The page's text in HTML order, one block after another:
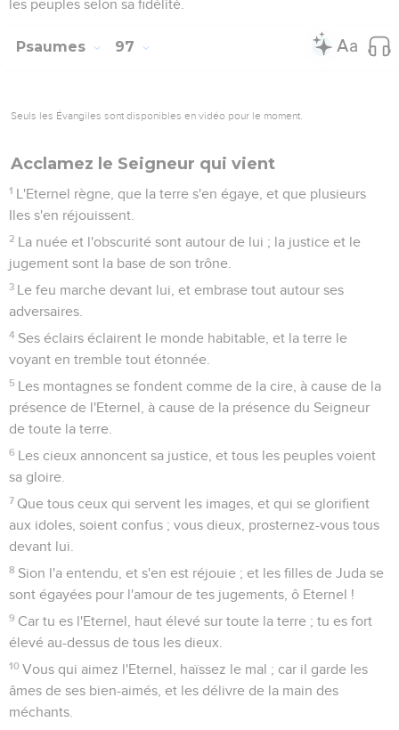
les peuples selon sa fidélité.
Psaumes 97
Seuls les Évangiles sont disponibles en vidéo pour le moment.
Acclamez le Seigneur qui vient
1 L'Eternel règne, que la terre s'en égaye, et que plusieurs
Iles s'en réjouissent.
2 La nuée et l'obscurité sont autour de lui ; la justice et le
jugement sont la base de son trône.
3 Le feu marche devant lui, et embrase tout autour ses
adversaires.
4 Ses éclairs éclairent le monde habitable, et la terre le
voyant en tremble tout étonnée.
5 Les montagnes se fondent comme de la cire, à cause de la
présence de l'Eternel, à cause de la présence du Seigneur
de toute la terre.
6 Les cieux annoncent sa justice, et tous les peuples voient
sa gloire.
7 Que tous ceux qui servent les images, et qui se glorifient
aux idoles, soient confus ; vous dieux, prosternez-vous tous
devant lui.
8 Sion l'a entendu, et s'en est réjouie ; et les filles de Juda se
sont égayées pour l'amour de tes jugements, ô Eternel !
9 Car tu es l'Eternel, haut élevé sur toute la terre ; tu es fort
élevé au-dessus de tous les dieux.
10 Vous qui aimez l'Eternel, haïssez le mal ; car il garde les
âmes de ses bien-aimés, et les délivre de la main des
méchants.